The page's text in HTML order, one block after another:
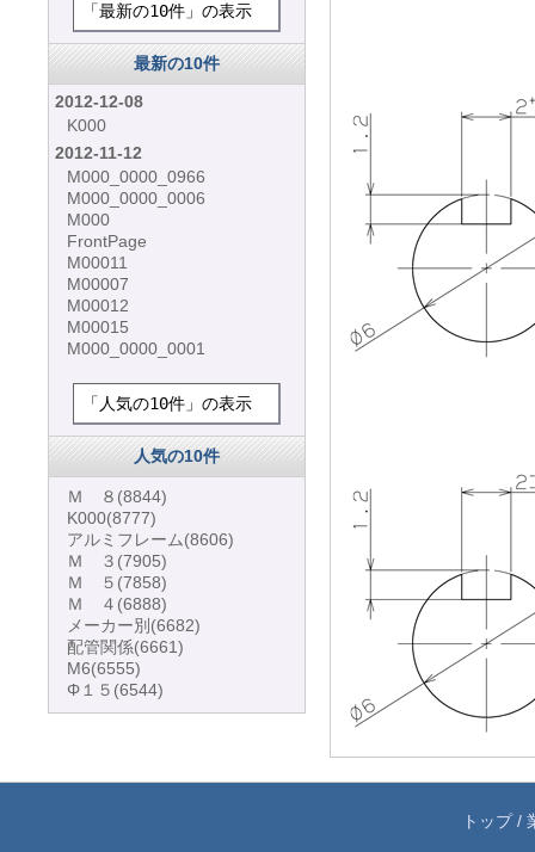
「最新の10件」の表示
最新の10件
2012-12-08
K000
2012-11-12
M000_0000_0966
M000_0000_0006
M000
FrontPage
M00011
M00007
M00012
M00015
M000_0000_0001
「人気の10件」の表示
人気の10件
Ｍ ８ (8844)
K000(8777)
アルミフレーム(8606)
Ｍ ３ (7905)
Ｍ ５ (7858)
Ｍ ４ (6888)
メーカー別 (6682)
配管関係(6661)
M6(6555)
Φ１５ (6544)
トップ/